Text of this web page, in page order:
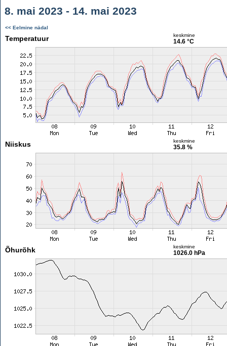
8. mai 2023 - 14. mai 2023
<< Eelmine nädal
Temperatuur keskmine
14.6 °C
Niiskus keskmine
35.8 %
Õhurõhk keskmine
1026.0 hPa